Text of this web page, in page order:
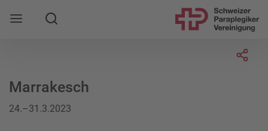
Mobile Navigation öffnen
Suche
Marrakesch
24.–31.3.2023